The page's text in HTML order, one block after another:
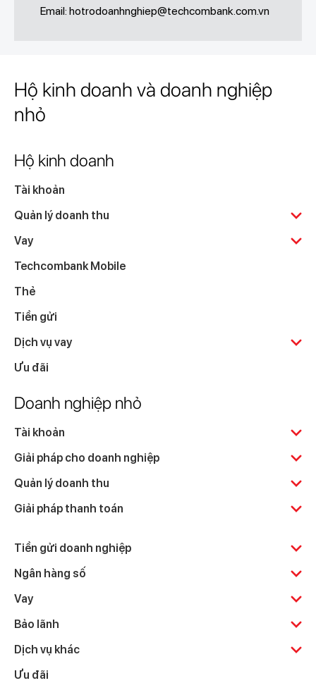
Email:hotrodoanhnghiep@techcombank.com.vn
Hộ kinh doanh và doanh nghiệp
nhỏ
Hộ kinh doanh
Tài khoản
Quản lý doanh thu
Vay
Techcombank Mobile
Thẻ
Tiền gửi
Dịch vụ vay
Ưu đãi
Doanh nghiệp nhỏ
Tài khoản
Giải pháp cho doanh nghiệp
Quản lý doanh thu
Giải pháp thanh toán
Tiền gửi doanh nghiệp
Ngân hàng số
Vay
Bảo lãnh
Dịch vụ khác
Ưu đãi